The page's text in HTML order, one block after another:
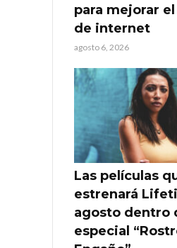
para mejorar
de internet
agosto 6, 2026
Las películas
estrenará
agosto dentro
especial